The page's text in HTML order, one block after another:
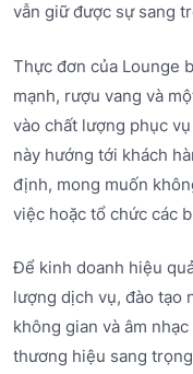
vẫn giữ được sự sang
Thực đơn của Lounge
mạnh, rượu vang và
vào chất lượng phục
này hướng tới khách
định, mong muốn
việc hoặc tổ chức các
Để kinh doanh hiệu
lượng dịch vụ, đào tạo
không gian và âm
thương hiệu sang